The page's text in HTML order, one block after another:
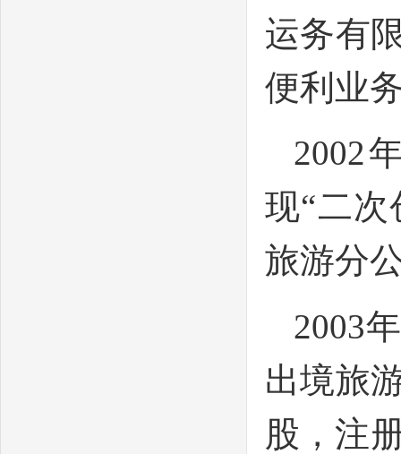
运务有
便利业
2002
现“二
旅游分
2003
出境旅
股，注